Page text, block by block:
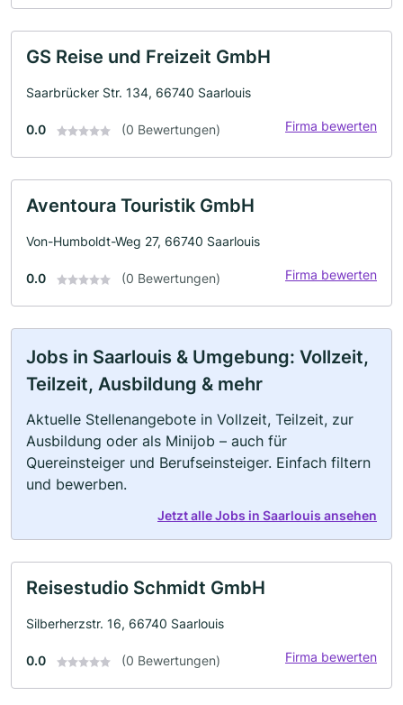
GS Reise und Freizeit GmbH
Saarbrücker Str. 134, 66740 Saarlouis
0.0 (0 Bewertungen) Firma bewerten
Aventoura Touristik GmbH
Von-Humboldt-Weg 27, 66740 Saarlouis
0.0 (0 Bewertungen) Firma bewerten
Jobs in Saarlouis & Umgebung: Vollzeit,
Teilzeit, Ausbildung & mehr
Aktuelle Stellenangebote in Vollzeit, Teilzeit, zur
Ausbildung oder als Minijob – auch für
Quereinsteiger und Berufseinsteiger. Einfach filtern
und bewerben.
Jetzt alle Jobs in Saarlouis ansehen
Reisestudio Schmidt GmbH
Silberherzstr. 16, 66740 Saarlouis
0.0 (0 Bewertungen) Firma bewerten